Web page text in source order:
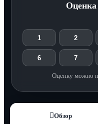
Оценка
1 2
6 7
Оценку можно
Обзор